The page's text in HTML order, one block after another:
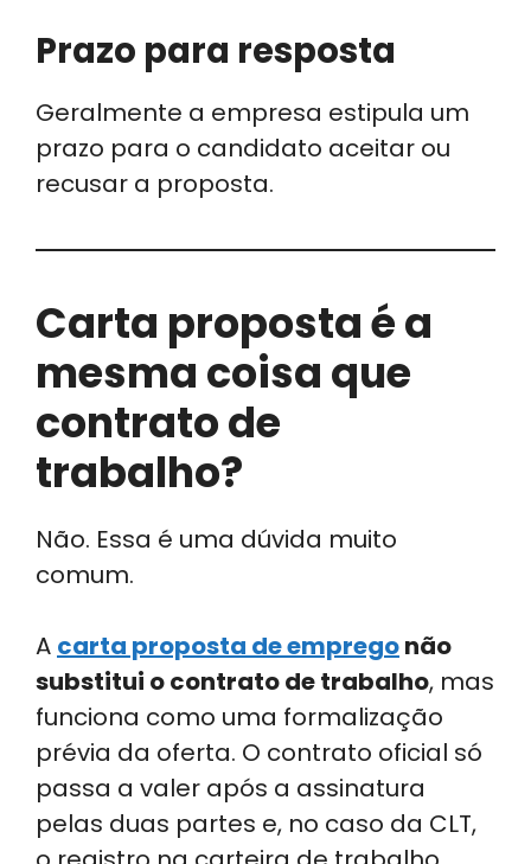
Prazo para resposta
Geralmente a empresa estipula um
prazo para o candidato aceitar ou
recusar a proposta.
Carta proposta é a
mesma coisa que
contrato de
trabalho?
Não. Essa é uma dúvida muito
comum.
A carta proposta de empregonão
substitui o contrato de trabalho, mas
funciona como uma formalização
prévia da oferta. O contrato oficial só
passa a valer após a assinatura
pelas duas partes e, no caso da CLT,